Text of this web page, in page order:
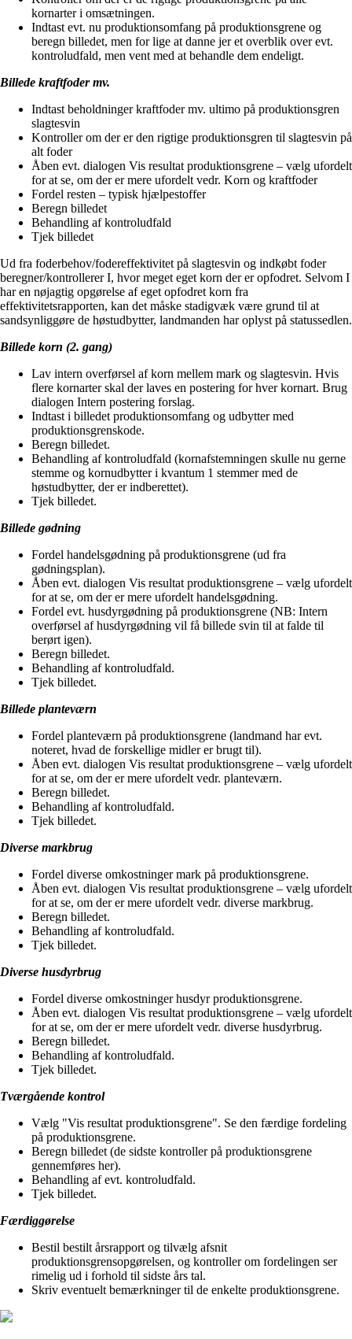
kornarter i omsætningen.
Indtast evt. nu produktionsomfang på produktionsgrene og
beregn billedet, men for lige at danne jer et overblik over evt.
kontroludfald, men vent med at behandle dem endeligt.
Billede kraftfoder mv.
Indtast beholdninger kraftfoder mv. ultimo på produktionsgren
slagtesvin
Kontroller om der er den rigtige produktionsgren til slagtesvin på
alt foder
Åben evt. dialogen Vis resultat produktionsgrene – vælg ufordelt
for at se, om der er mere ufordelt vedr. Korn og kraftfoder
Fordel resten – typisk hjælpestoffer
Beregn billedet
Behandling af kontroludfald
Tjek billedet
Ud fra foderbehov/fodereffektivitet på slagtesvin og indkøbt foder
beregner/kontrollerer I, hvor meget eget korn der er opfodret. Selvom I
har en nøjagtig opgørelse af eget opfodret korn fra
effektivitetsrapporten, kan det måske stadigvæk være grund til at
sandsynliggøre de høstudbytter, landmanden har oplyst på statussedlen.
Billede korn (2. gang)
Lav intern overførsel af korn mellem mark og slagtesvin. Hvis
flere kornarter skal der laves en postering for hver kornart. Brug
dialogen Intern postering forslag.
Indtast i billedet produktionsomfang og udbytter med
produktionsgrenskode.
Beregn billedet.
Behandling af kontroludfald (kornafstemningen skulle nu gerne
stemme og kornudbytter i kvantum 1 stemmer med de
høstudbytter, der er indberettet).
Tjek billedet.
Billede gødning
Fordel handelsgødning på produktionsgrene (ud fra
gødningsplan).
Åben evt. dialogen Vis resultat produktionsgrene – vælg ufordelt
for at se, om der er mere ufordelt handelsgødning.
Fordel evt. husdyrgødning på produktionsgrene (NB: Intern
overførsel af husdyrgødning vil få billede svin til at falde til
berørt igen).
Beregn billedet.
Behandling af kontroludfald.
Tjek billedet.
Billede planteværn
Fordel planteværn på produktionsgrene (landmand har evt.
noteret, hvad de forskellige midler er brugt til).
Åben evt. dialogen Vis resultat produktionsgrene – vælg ufordelt
for at se, om der er mere ufordelt vedr. planteværn.
Beregn billedet.
Behandling af kontroludfald.
Tjek billedet.
Diverse markbrug
Fordel diverse omkostninger mark på produktionsgrene.
Åben evt. dialogen Vis resultat produktionsgrene – vælg ufordelt
for at se, om der er mere ufordelt vedr. diverse markbrug.
Beregn billedet.
Behandling af kontroludfald.
Tjek billedet.
Diverse husdyrbrug
Fordel diverse omkostninger husdyr produktionsgrene.
Åben evt. dialogen Vis resultat produktionsgrene – vælg ufordelt
for at se, om der er mere ufordelt vedr. diverse husdyrbrug.
Beregn billedet.
Behandling af kontroludfald.
Tjek billedet.
Tværgående kontrol
Vælg "Vis resultat produktionsgrene". Se den færdige fordeling
på produktionsgrene.
Beregn billedet (de sidste kontroller på produktionsgrene
gennemføres her).
Behandling af evt. kontroludfald.
Tjek billedet.
Færdiggørelse
Bestil bestilt årsrapport og tilvælg afsnit
produktionsgrensopgørelsen, og kontroller om fordelingen ser
rimelig ud i forhold til sidste års tal.
Skriv eventuelt bemærkninger til de enkelte produktionsgrene.